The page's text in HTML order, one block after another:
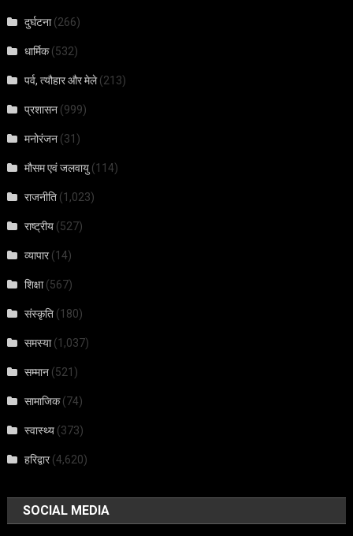
दुर्घटना(266)
धार्मिक(532)
पर्व, त्यौहार और मेले(213)
प्रशासन (999)
मनोरंजन (31)
मौसम एवं जलवायु (114)
राजनीति (1,023)
राष्ट्रीय (527)
व्यापार(14)
शिक्षा(567)
संस्कृति (180)
समस्या(1,037)
सम्मान (521)
सामाजिक(74)
स्वास्थ्य (373)
हरिद्वार(4,620)
SOCIAL MEDIA